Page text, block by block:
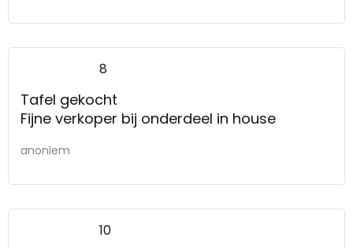
8
Tafel gekocht
Fijne verkoper bij onderdeel in house
anoniem
10